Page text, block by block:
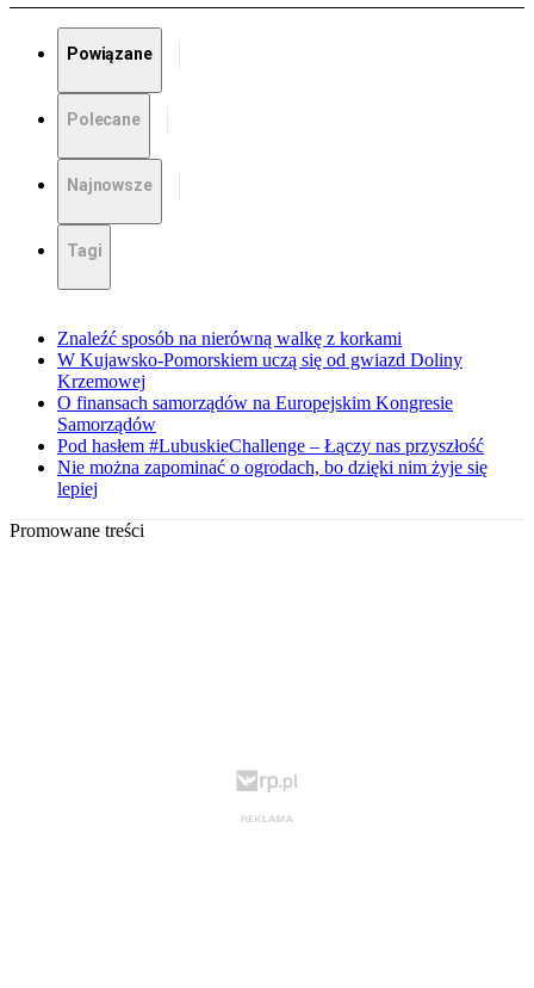
Powiązane
Polecane
Najnowsze
Tagi
Znaleźć sposób na nierówną walkę z korkami
W Kujawsko-Pomorskiem uczą się od gwiazd Doliny
Krzemowej
O finansach samorządów na Europejskim Kongresie
Samorządów
Pod hasłem #LubuskieChallenge – Łączy nas przyszłość
Nie można zapominać o ogrodach, bo dzięki nim żyje się
lepiej
Promowane treści